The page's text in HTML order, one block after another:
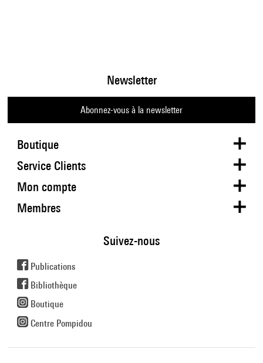
Boutique
Newsletter
Abonnez-vous à la newsletter
Service Clients
Mon compte
Membres
Suivez-nous
Publications
Bibliothèque
Boutique
Centre Pompidou